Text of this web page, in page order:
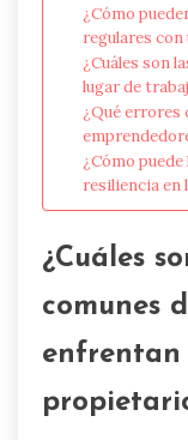
¿Cómo
regulares
¿Cuáles son
lugar de
¿Qué errores
¿Cómo
resiliencia en
¿Cuáles
comunes
enfrentan